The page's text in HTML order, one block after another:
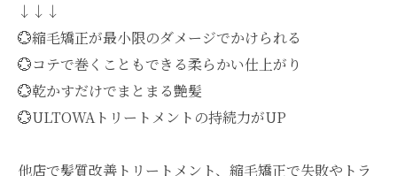
↓↓↓
💮縮毛矯正が最小限のダメージでかけられる
💮コテで巻くこともできる柔らかい仕上がり
💮乾かすだけでまとまる艶髪
💮ULTOWAトリートメントの持続力がUP
他店で髪質改善トリートメント、縮毛矯正で失敗やトラ